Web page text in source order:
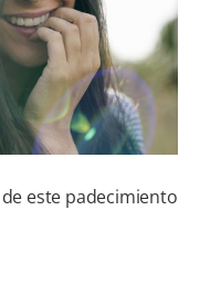
SV (ES)
SUSCRÍBASE
este padecimiento